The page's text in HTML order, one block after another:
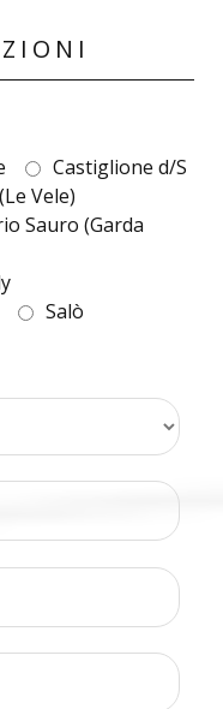
Castiglione d/S
Vele)
Sauro (Garda
Salò